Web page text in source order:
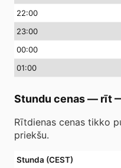
22:00
23:00
00:00
01:00
Stundu cenas — rīt
Rītdienas cenas tikko
priekšu.
Stunda (CEST)